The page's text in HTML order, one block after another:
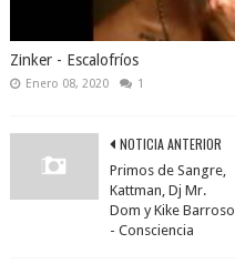
Zinker - Escalofríos
Enero 08, 2020 1
NOTICIA ANTERIOR
Primos de Sangre,
Kattman, Dj Mr.
Dom y Kike Barroso
- Consciencia